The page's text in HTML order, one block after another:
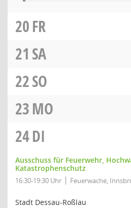
20FR
21 SA
22SO
23MO
24DI
Ausschuss für Feuerwehr,
Katastrophenschutz
16:30-19:30 Uhr Feuerwache,
Stadt Dessau-Roßlau